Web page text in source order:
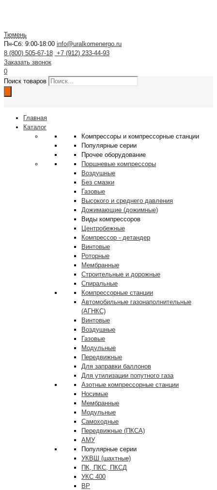
Тюмень
Пн-Сб: 9:00-18:00 info@uralkomenergo.ru
8 (800) 505-67-18 +7 (912) 233-44-93
Заказать звонок
0
Поиск товаров
Главная
Каталог
Компрессоры и компрессорные станции
Популярные серии
Прочее оборудование
Поршневые компрессоры
Воздушные
Без смазки
Газовые
Высокого и среднего давления
Дожимающие (дожимные)
Виды компрессоров
Центробежные
Компрессор - детандер
Винтовые
Роторные
Мембранные
Строительные и дорожные
Спиральные
Компрессорные станции
Автомобильные газонаполнительные
(АГНКС)
Винтовые
Воздушные
Газовые
Модульные
Передвижные
Для заправки баллонов
Для утилизации попутного газа
Азотные компрессорные станции
Носимые
Мембранные
Модульные
Самоходные
Передвижные (ПКСА)
АМУ
Популярные серии
УКВШ (шахтные)
ПК, ПКС, ПКСД
УКС 400
ВР